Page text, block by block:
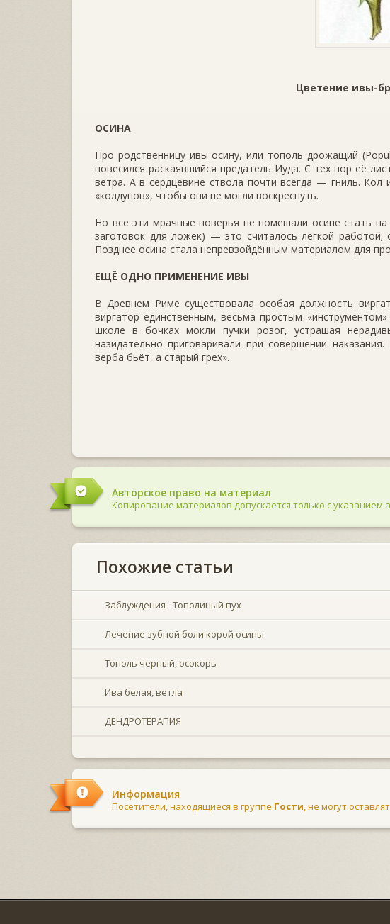
Цветение ивы-
ОСИНА
Про родственницу ивы осину, или тополь дрожащий
повесился раскаявшийся предатель Иуда. С тех пор её
ветра. А в сердцевине ствола почти всегда — гниль. Кол
«колдунов», чтобы они не могли воскреснуть.
Но все эти мрачные поверья не поме­шали осине стать
загото­вок для ложек) — это считалось лёгкой
Позднее осина стала непревзойдённым материалом для
ЕЩЁ ОДНО ПРИМЕНЕНИЕ ИВЫ
В Древнем Риме существовала особая долж­ность
виргатор единственным, весьма простым
школе в бочках мокли пучки розог, ус­трашая
назидательно приговаривали при совершении
верба бьёт, а старый грех».
Авторское право на материал
Копирование материалов допускается только с указанием
Похожие статьи
Заблуждения - Тополиный пух
Лечение зубной боли корой осины
Тополь черный, осокорь
Ива белая, ветла
ДЕНДРОТЕРАПИЯ
Информация
Посетители, находящиеся в группе Гости, не могут